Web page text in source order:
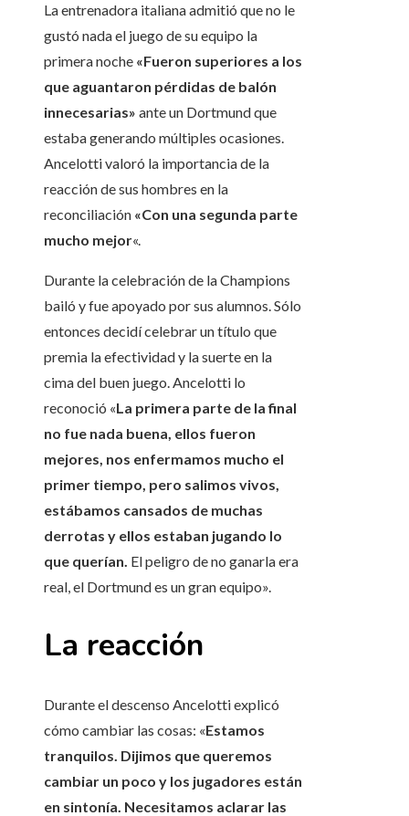
La entrenadora italiana admitió que no le
gustó nada el juego de su equipo la
primera noche «Fueron superiores a los
que aguantaron pérdidas de balón
innecesarias» ante un Dortmund que
estaba generando múltiples ocasiones.
Ancelotti valoró la importancia de la
reacción de sus hombres en la
reconciliación «Con una segunda parte
mucho mejor«.
Durante la celebración de la Champions
bailó y fue apoyado por sus alumnos. Sólo
entonces decidí celebrar un título que
premia la efectividad y la suerte en la
cima del buen juego. Ancelotti lo
reconoció «La primera parte de la final
no fue nada buena, ellos fueron
mejores, nos enfermamos mucho el
primer tiempo, pero salimos vivos,
estábamos cansados ​​de muchas
derrotas y ellos estaban jugando lo
que querían. El peligro de no ganarla era
real, el Dortmund es un gran equipo».
La reacción
Durante el descenso Ancelotti explicó
cómo cambiar las cosas: «Estamos
tranquilos. Dijimos que queremos
cambiar un poco y los jugadores están
en sintonía. Necesitamos aclarar las